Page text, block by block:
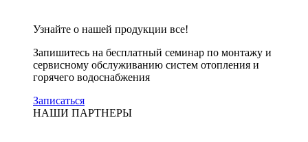
Узнайте о нашей продукции все!
Запишитесь на бесплатный семинар по монтажу и
сервисному обслуживанию систем отопления и
горячего водоснабжения
Записаться
НАШИ ПАРТНЕРЫ